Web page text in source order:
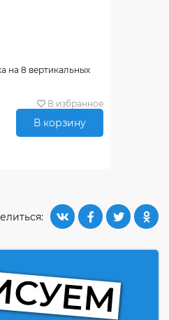
на 8 вертикальных
В избранное
В корзину